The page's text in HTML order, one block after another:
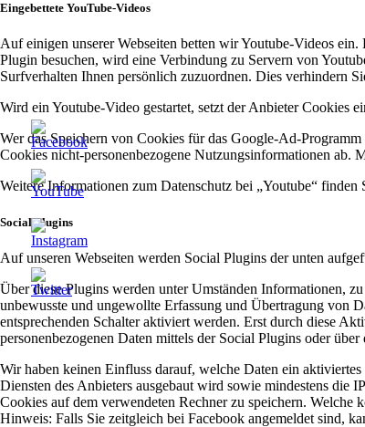
Eingebettete YouTube-Videos
Auf einigen unserer Webseiten betten wir Youtube-Videos
Plugin besuchen, wird eine Verbindung zu Servern von
Surfverhalten Ihnen persönlich zuzuordnen. Dies verhindern
Wird ein Youtube-Video gestartet, setzt der Anbieter Cookies
Wer das Speichern von Cookies für das Google-Ad-
Cookies nicht-personenbezogene Nutzungsinformationen ab.
Weitere Informationen zum Datenschutz bei „Youtube“
Social Plugins
Auf unseren Webseiten werden Social Plugins der unten
Über diese Plugins werden unter Umständen Informationen,
unbewusste und ungewollte Erfassung und Übertragung von
entsprechenden Schalter aktiviert werden. Erst durch diese
personenbezogenen Daten mittels der Social Plugins oder über
Wir haben keinen Einfluss darauf, welche Daten ein
Diensten des Anbieters ausgebaut wird sowie mindestens die
Cookies auf dem verwendeten Rechner zu speichern. Welche
Hinweis: Falls Sie zeitgleich bei Facebook angemeldet sind,